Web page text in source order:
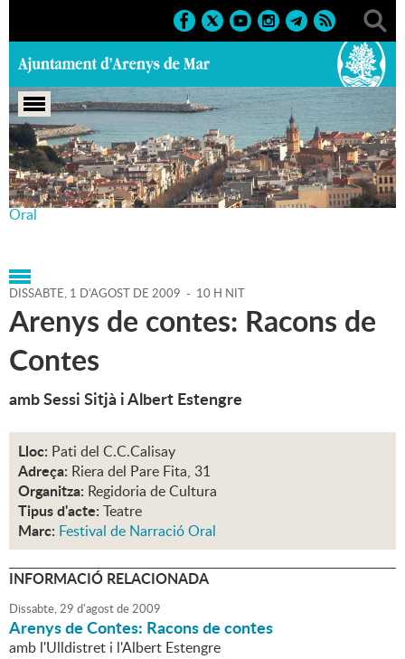
Portada > Agenda > 01-08-
2009 > Marcs > Culturals > 2009 > Festival de Narració
Oral
DISSABTE, 1 D'AGOST DE 2009 - 10 H NIT
Arenys de contes: Racons de
Contes
amb Sessi Sitjà i Albert Estengre
Lloc: Pati del C.C.Calisay
Adreça: Riera del Pare Fita, 31
Organitza: Regidoria de Cultura
Tipus d'acte: Teatre
Marc: Festival de Narració Oral
INFORMACIÓ RELACIONADA
Dissabte,29 d'agostde2009
Arenys de Contes: Racons de contes
amb l'Ulldistret i l'Albert Estengre